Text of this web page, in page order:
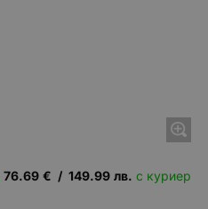
76.69 € / 149.99 лв. с куриер